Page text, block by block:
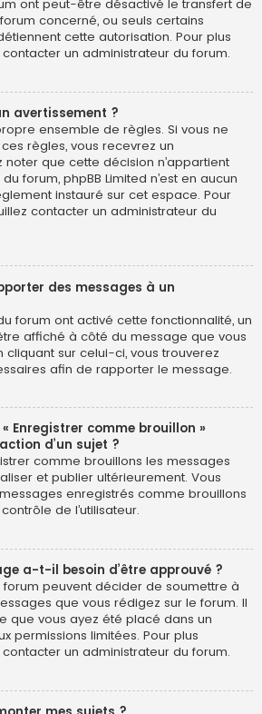
ont peut-être désactivé le transfert de
concerné, ou seuls certains
cette autorisation. Pour plus
contacter un administrateur du forum.
avertissement ?
ensemble de règles. Si vous ne
règles, vous recevrez un
noter que cette décision n’appartient
forum, phpBB Limited n’est en aucun
instauré sur cet espace. Pour
contacter un administrateur du
des messages à un
forum ont activé cette fonctionnalité, un
affiché à côté du message que vous
cliquant sur celui-ci, vous trouverez
afin de rapporter le message.
Enregistrer comme brouillon »
d’un sujet ?
comme brouillons les messages
et publier ultérieurement. Vous
enregistrés comme brouillons
de l’utilisateur.
a-t-il besoin d’être approuvé ?
forum peuvent décider de soumettre à
que vous rédigez sur le forum. Il
que vous ayez été placé dans un
permissions limitées. Pour plus
contacter un administrateur du forum.